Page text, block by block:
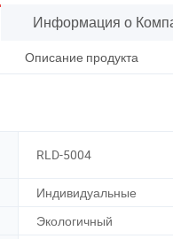
Информация о
Описание продукта
RLD-5004
Индивидуальные
Экологичный